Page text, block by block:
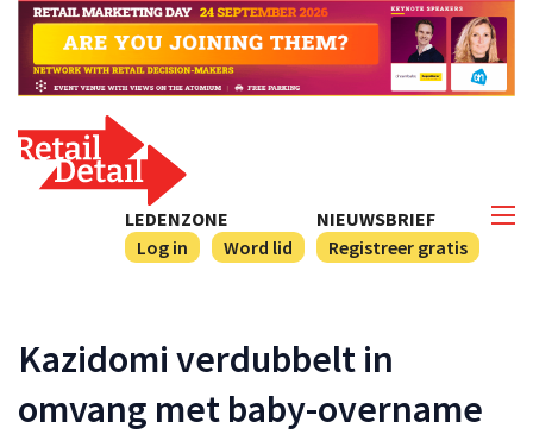
NIEUWSBRIEF
Registreer gratis
LEDENZONE
Log in
Word lid
Kazidomi verdubbelt in
omvang met baby-overname